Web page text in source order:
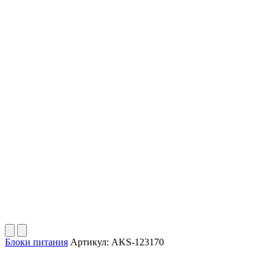
Блоки питания Артикул: AKS-123170